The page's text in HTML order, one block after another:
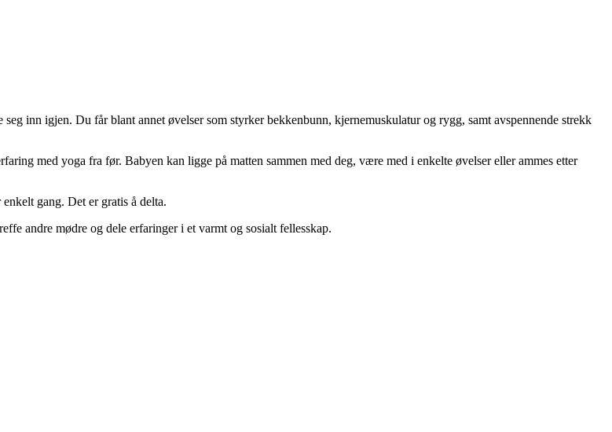
inn igjen. Du får blant annet øvelser som styrker bekkenbunn, kjernemuskulatur og rygg, samt avspennende strekk
med yoga fra før. Babyen kan ligge på matten sammen med deg, være med i enkelte øvelser eller ammes etter
gang. Det er gratis å delta.
andre mødre og dele erfaringer i et varmt og sosialt fellesskap.